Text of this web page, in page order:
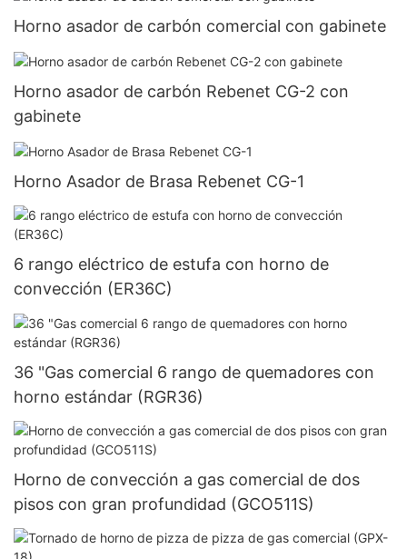
Horno asador de carbón comercial con gabinete
Horno asador de carbón Rebenet CG-2 con
gabinete
Horno Asador de Brasa Rebenet CG-1
6 rango eléctrico de estufa con horno de
convección (ER36C)
36 "Gas comercial 6 rango de quemadores con
horno estándar (RGR36)
Horno de convección a gas comercial de dos
pisos con gran profundidad (GCO511S)